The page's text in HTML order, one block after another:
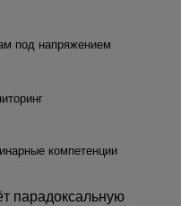
под напряжением
компетенции
парадоксальную